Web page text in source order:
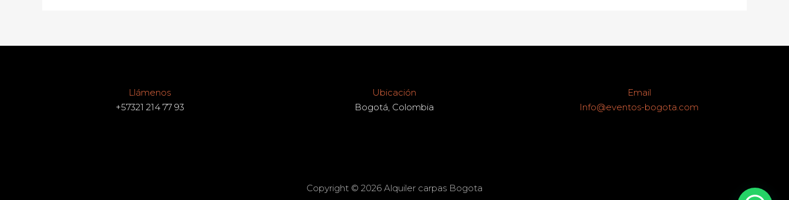
Llámenos
+57321 214 77 93
Ubicación
Bogotá, Colombia
Email
Info@eventos-bogota.com
Copyright © 2026 Alquiler carpas Bogota